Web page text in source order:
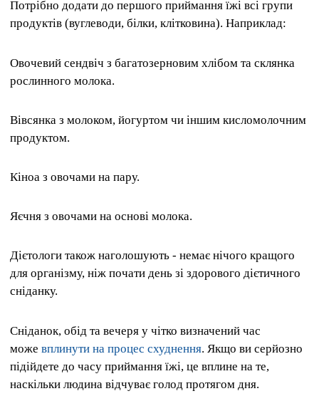
Потрібно додати до першого приймання їжі всі групи
продуктів (вуглеводи, білки, клітковина). Наприклад:
Овочевий сендвіч з багатозерновим хлібом та склянка
рослинного молока.
Вівсянка з молоком, йогуртом чи іншим кисломолочним
продуктом.
Кіноа з овочами на пару.
Яєчня з овочами на основі молока.
Дієтологи також наголошують - немає нічого кращого
для організму, ніж почати день зі здорового дієтичного
сніданку.
Сніданок, обід та вечеря у чітко визначений час
може вплинути на процес схуднення. Якщо ви серйозно
підійдете до часу приймання їжі, це вплине на те,
наскільки людина відчуває голод протягом дня.